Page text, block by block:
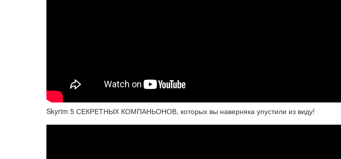
Skyrim 5 СЕКРЕТНЫХ КОМПАНЬОНОВ, которых вы наверняка упустили из виду!